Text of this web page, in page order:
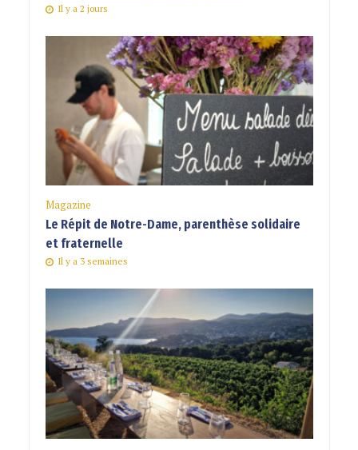
Il y a 2 jours
Magazine
Le Répit de Notre-Dame, parenthèse solidaire
et fraternelle
Il y a 3 semaines